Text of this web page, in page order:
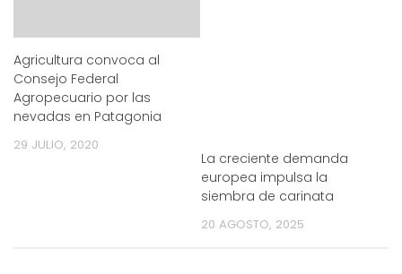
Agricultura convoca al
Consejo Federal
Agropecuario por las
nevadas en Patagonia
29 JULIO, 2020
La creciente demanda
europea impulsa la
siembra de carinata
20 AGOSTO, 2025